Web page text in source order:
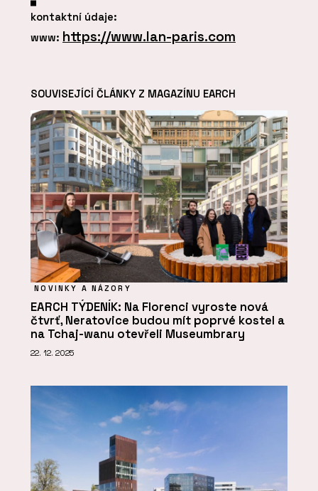
kontaktní údaje:
www: https://www.lan-paris.com
SOUVISEJÍCÍ ČLÁNKY Z MAGAZÍNU EARCH
NOVINKY A NÁZORY
EARCH TÝDENÍK: Na Florenci vyroste nová
čtvrť, Neratovice budou mít poprvé kostel a
na Tchaj-wanu otevřeli Museumbrary
22. 12. 2025